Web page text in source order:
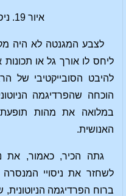
איור 19. ניסוי הצללים של גתה
לצבע המגנטה לא היה
ליחס לו אורך גל או
להיבט הסובייקטיבי של
הוכחה שהפרדיגמה
במלואה את מהות
האנושית.
גתה הכיר, כאמור, את
לשחזר את ניסויי
ברוח הפרדיגמה